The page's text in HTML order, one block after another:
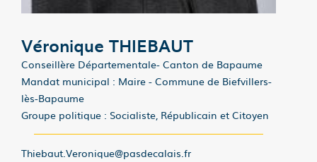
Véronique THIEBAUT
Conseillère Départementale- Canton de Bapaume
Mandat municipal : Maire - Commune de Biefvillers-
lès-Bapaume
Groupe politique : Socialiste, Républicain et Citoyen
Thiebaut.Veronique@pasdecalais.fr